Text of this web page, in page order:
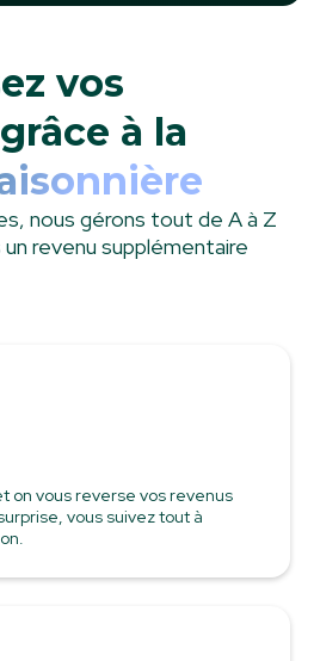
vos
à la
nous gérons tout de A à Z
revenu supplémentaire
on vous reverse vos revenus
vous suivez tout à